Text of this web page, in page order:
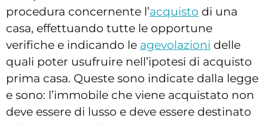
procedura concernente l’acquisto di una
casa, effettuando tutte le opportune
verifiche e indicando le agevolazioni delle
quali poter usufruire nell’ipotesi di acquisto
prima casa. Queste sono indicate dalla legge
e sono: l’immobile che viene acquistato non
deve essere di lusso e deve essere destinato